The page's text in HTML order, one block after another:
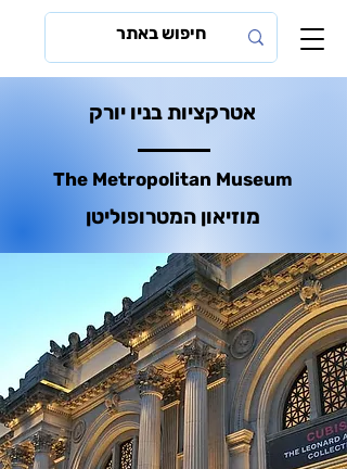
אטרקציות בניו יורק
The Metropolitan Museum
מוזיאון המטרופוליטן